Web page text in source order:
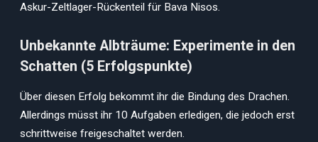
Askur-Zeltlager-Rückenteil für Bava Nisos.
Unbekannte Albträume: Experimente in den
Schatten (5 Erfolgspunkte)
Über diesen Erfolg bekommt ihr die Bindung des Drachen.
Allerdings müsst ihr 10 Aufgaben erledigen, die jedoch erst
schrittweise freigeschaltet werden.